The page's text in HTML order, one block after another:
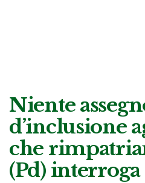
Niente
d’inclusione
che
(Pd)